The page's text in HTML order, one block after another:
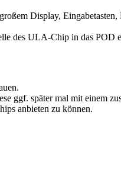
Display,
des ULA-Chip in das POD
ggf. später mal mit einem
anbieten zu können.